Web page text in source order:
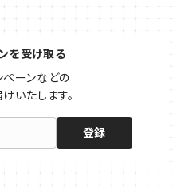
を受け取る
ーンなどの
いたします。
登録